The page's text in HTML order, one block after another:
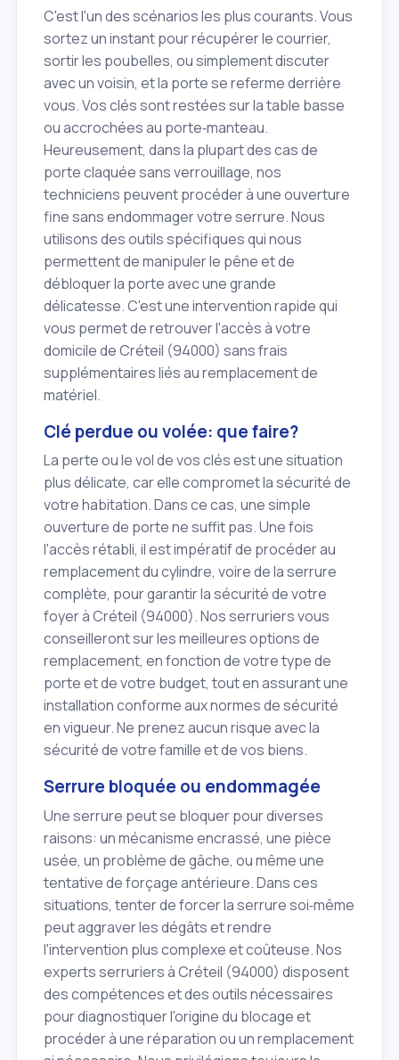
C'est l'un des scénarios les plus courants. Vous
sortez un instant pour récupérer le courrier,
sortir les poubelles, ou simplement discuter
avec un voisin, et la porte se referme derrière
vous. Vos clés sont restées sur la table basse
ou accrochées au porte‑manteau.
Heureusement, dans la plupart des cas de
porte claquée sans verrouillage, nos
techniciens peuvent procéder à une ouverture
fine sans endommager votre serrure. Nous
utilisons des outils spécifiques qui nous
permettent de manipuler le pêne et de
débloquer la porte avec une grande
délicatesse. C'est une intervention rapide qui
vous permet de retrouver l'accès à votre
domicile de Créteil (94000) sans frais
supplémentaires liés au remplacement de
matériel.
Clé perdue ou volée: que faire?
La perte ou le vol de vos clés est une situation
plus délicate, car elle compromet la sécurité de
votre habitation. Dans ce cas, une simple
ouverture de porte ne suffit pas. Une fois
l'accès rétabli, il est impératif de procéder au
remplacement du cylindre, voire de la serrure
complète, pour garantir la sécurité de votre
foyer à Créteil (94000). Nos serruriers vous
conseilleront sur les meilleures options de
remplacement, en fonction de votre type de
porte et de votre budget, tout en assurant une
installation conforme aux normes de sécurité
en vigueur. Ne prenez aucun risque avec la
sécurité de votre famille et de vos biens.
Serrure bloquée ou endommagée
Une serrure peut se bloquer pour diverses
raisons: un mécanisme encrassé, une pièce
usée, un problème de gâche, ou même une
tentative de forçage antérieure. Dans ces
situations, tenter de forcer la serrure soi‑même
peut aggraver les dégâts et rendre
l'intervention plus complexe et coûteuse. Nos
experts serruriers à Créteil (94000) disposent
des compétences et des outils nécessaires
pour diagnostiquer l'origine du blocage et
procéder à une réparation ou un remplacement